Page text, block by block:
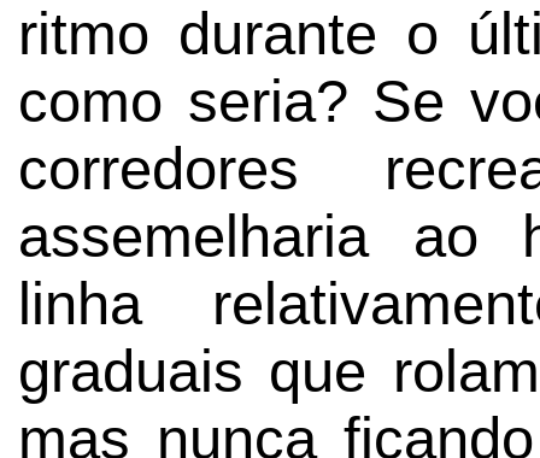
ritmo durante o
como seria? Se
corredores
assemelharia ao
linha
graduais que
mas nunca